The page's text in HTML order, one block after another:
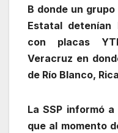
B donde un
Estatal detenían
con placas
Veracruz en
de Río Blanco,
La SSP informó
que al momento